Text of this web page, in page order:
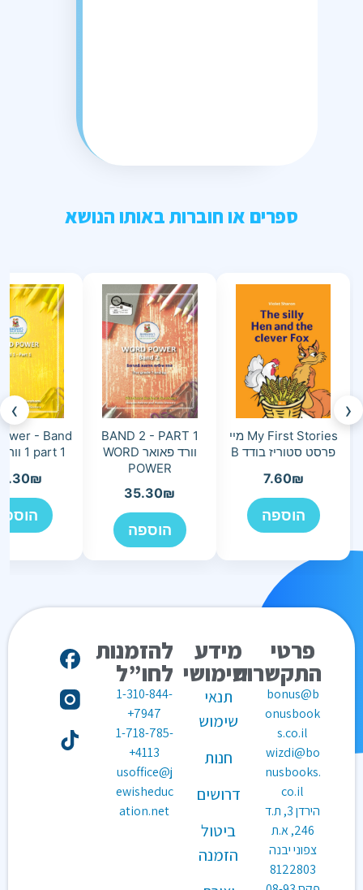
ספרים או חוברות באותו הנושא
‹
My First Stories מיי
פרסט סטוריז בודד B
7.60₪
הוספה
BAND 2 - PART 1
וורד פאואר WORD
POWER
35.30₪
הוספה
- Band
1 part 1 וורד פאואר
₪
›
פרטי
התקשרות
bonus@b
onusbook
s.co.il
wizdi@bo
nusbooks.
co.il
הירדן 3, ת.ד
246, א.ת
צפוני יבנה
8122803
מידע
שימושי
תנאי
שימוש
חנות
דרושים
ביטול
הזמנה
להזמנות
לחו”ל
1-310-844-
7947+
1-718-785-
4113+
usoffice@j
ewisheduc
ation.net